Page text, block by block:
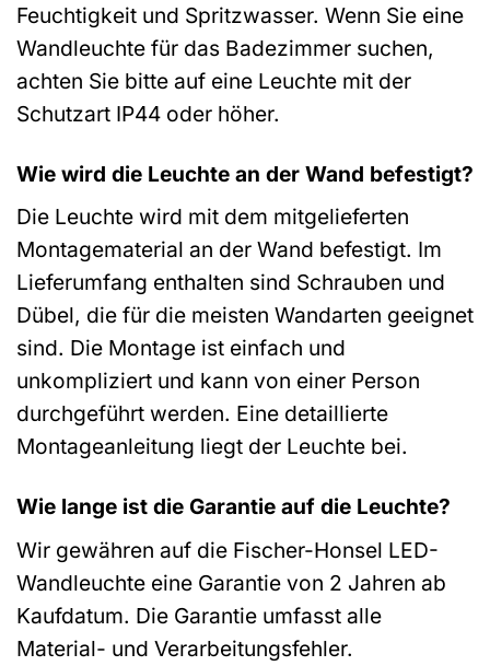
Feuchtigkeit und Spritzwasser. Wenn Sie eine
Wandleuchte für das Badezimmer suchen,
achten Sie bitte auf eine Leuchte mit der
Schutzart IP44 oder höher.
Wie wird die Leuchte an der Wand befestigt?
Die Leuchte wird mit dem mitgelieferten
Montagematerial an der Wand befestigt. Im
Lieferumfang enthalten sind Schrauben und
Dübel, die für die meisten Wandarten geeignet
sind. Die Montage ist einfach und
unkompliziert und kann von einer Person
durchgeführt werden. Eine detaillierte
Montageanleitung liegt der Leuchte bei.
Wie lange ist die Garantie auf die Leuchte?
Wir gewähren auf die Fischer-Honsel LED-
Wandleuchte eine Garantie von 2 Jahren ab
Kaufdatum. Die Garantie umfasst alle
Material- und Verarbeitungsfehler.